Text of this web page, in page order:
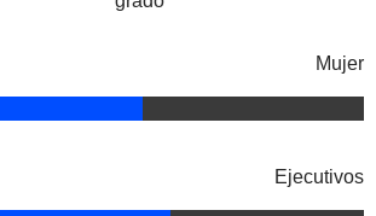
Mujer
Ejecutivos